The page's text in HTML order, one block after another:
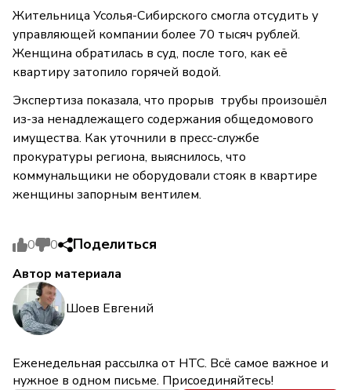
Жительница Усолья-Сибирского смогла отсудить у
управляющей компании более 70 тысяч рублей.
Женщина обратилась в суд, после того, как её
квартиру затопило горячей водой.
Экспертиза показала, что прорыв трубы произошёл
из-за ненадлежащего содержания общедомового
имущества. Как уточнили в пресс-службе
прокуратуры региона, выяснилось, что
коммунальщики не оборудовали стояк в квартире
женщины запорным вентилем.
0 0 Поделиться
Автор материала
Шоев Евгений
Еженедельная рассылка от НТС. Всё самое важное и
нужное в одном письме. Присоединяйтесь!